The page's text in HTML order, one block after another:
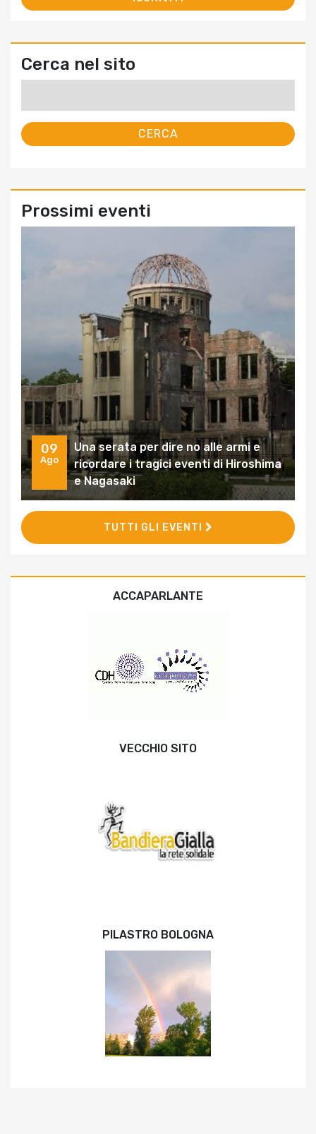
Cerca nel sito
Prossimi eventi
09
Ago
Una serata per dire no alle armi e
ricordare i tragici eventi di Hiroshima
e Nagasaki
TUTTI GLI EVENTI
ACCAPARLANTE
VECCHIO SITO
PILASTRO BOLOGNA